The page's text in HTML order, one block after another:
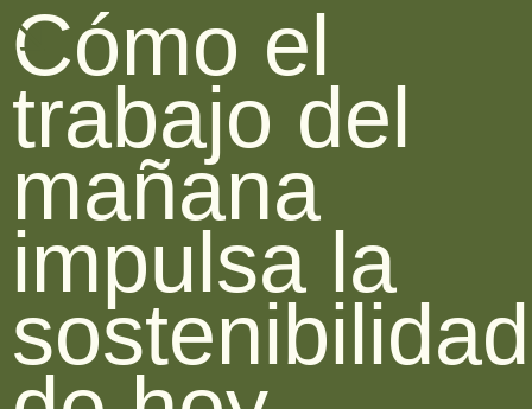
Cómo el
trabajo del
mañana
impulsa la
sostenibilidad